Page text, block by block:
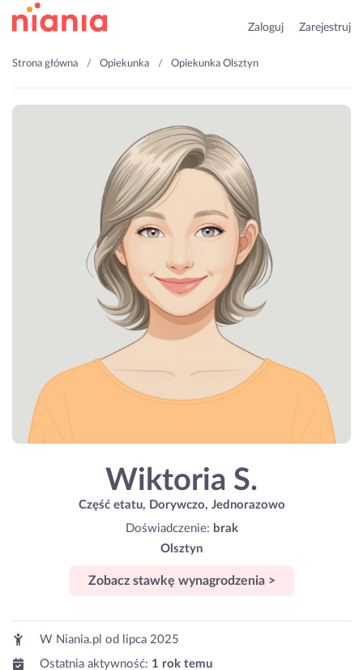
Zaloguj Zarejestruj
Strona główna Opiekunka Opiekunka Olsztyn
Wiktoria S.
Część etatu, Dorywczo, Jednorazowo
Doświadczenie: brak
Olsztyn
Zobacz stawkę wynagrodzenia >
W Niania.pl od
lipca 2025
Ostatnia aktywność: 1 rok temu